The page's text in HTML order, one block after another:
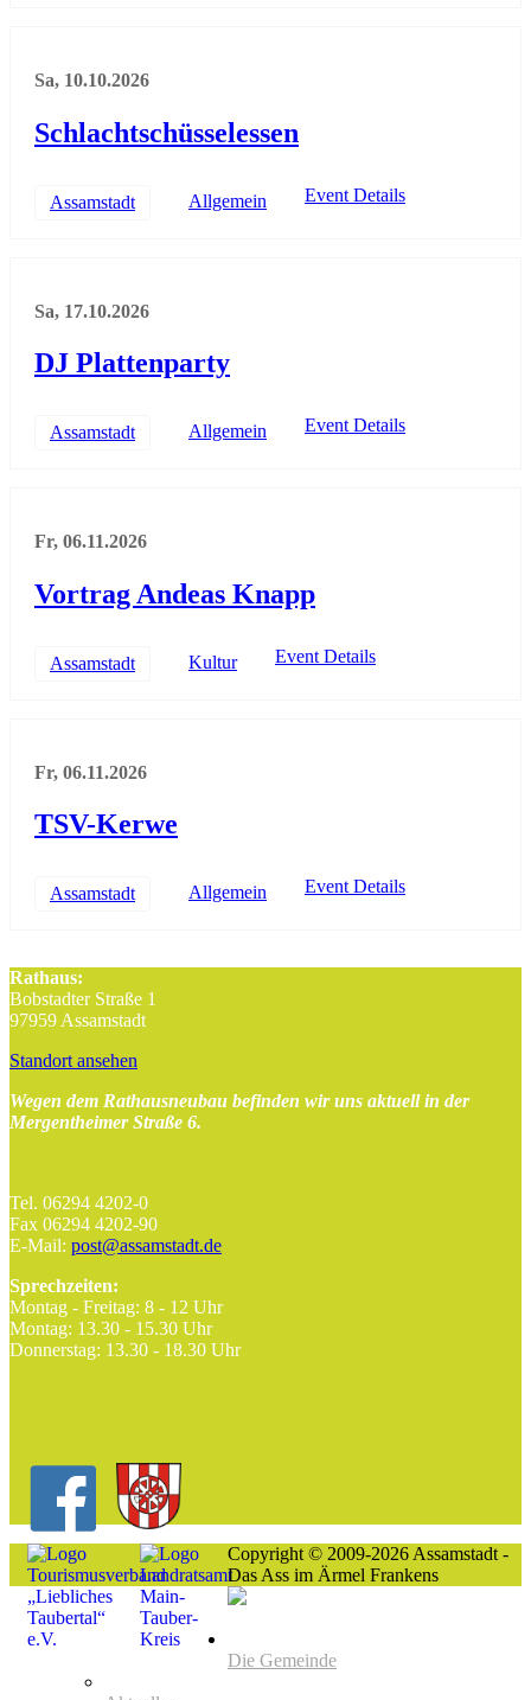
Sa, 10.10.2026
Schlachtschüsselessen
Assamstadt Allgemein Event Details
Sa, 17.10.2026
DJ Plattenparty
Assamstadt Allgemein Event Details
Fr, 06.11.2026
Vortrag Andeas Knapp
Assamstadt Kultur Event Details
Fr, 06.11.2026
TSV-Kerwe
Assamstadt Allgemein Event Details
Rathaus:
Bobstadter Straße 1
97959 Assamstadt
Standort ansehen
Wegen dem Rathausneubau befinden wir uns aktuell in der
Mergentheimer Straße 6.
Tel. 06294 4202-0
Fax 06294 4202-90
E-Mail: post@assamstadt.de
Sprechzeiten:
Montag - Freitag: 8 - 12 Uhr
Montag: 13.30 - 15.30 Uhr
Donnerstag: 13.30 - 18.30 Uhr
Copyright © 2009-2026 Assamstadt -
Das Ass im Ärmel Frankens
Die Gemeinde